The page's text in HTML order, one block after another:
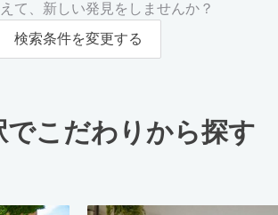
て、新しい発見をしませんか？
検索条件を変更する
でこだわりから探す